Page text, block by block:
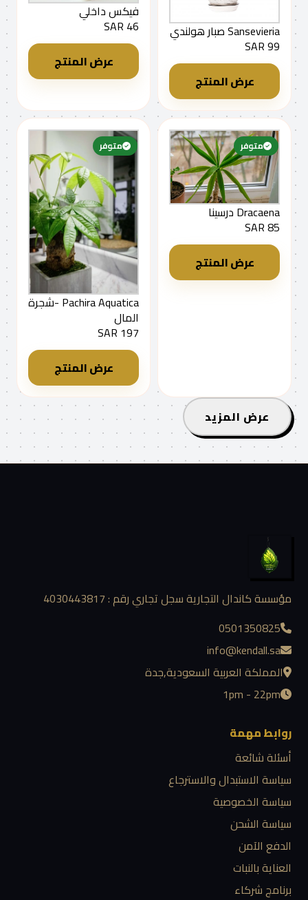
Sansevieria صبار هولندي
99 SAR
عرض المنتج
فيكس داخلي
46 SAR
عرض المنتج
متوفر
Dracaena درسينا
85 SAR
عرض المنتج
متوفر
Pachira Aquatica -شجرة
المال
197 SAR
عرض المنتج
عرض المزيد
مؤسسة كاندال التجارية سجل تجاري رقم : 4030443817
0501350825
info@kendall.sa
المملكة العربية السعودية,جدة
1pm - 22pm
روابط مهمة
أسئلة شائعة
سياسة الاستبدال والاسترجاع
سياسة الخصوصية
سياسة الشحن
الدفع الآمن
العناية بالنبات
برنامج شركاء